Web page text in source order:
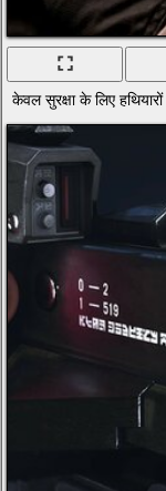
केवल सुरक्षा के लिए